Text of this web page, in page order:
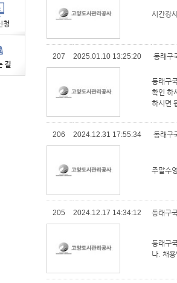
시간강
207 2025.01.10 13:25:20 동래구
동래구
확인 하
하시면
206 2024.12.31 17:55:34 동래구
주말수
205 2024.12.17 14:34:12 동래구
동래구
나. 채